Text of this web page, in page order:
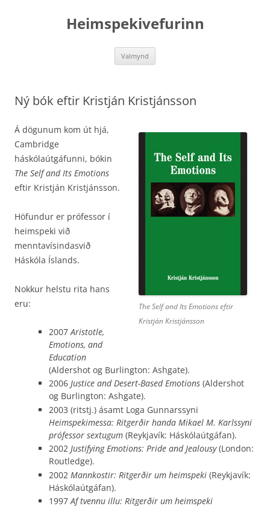
Heimspekivefurinn
Valmynd
Ný bók eftir Kristján Kristjánsson
The Self and Its Emotions eftir
Kristján Kristjánsson
Á dögunum kom út hjá,
Cambridge
háskólaútgáfunni, bókin
The Self and Its Emotions
eftir Kristján Kristjánsson.
Höfundur er prófessor í
heimspeki við
menntavísindasvið
Háskóla Íslands.
Nokkur helstu rita hans
eru:
2007Aristotle,
Emotions, and
Education
(Aldershot og Burlington: Ashgate).
2006 Justice and Desert-Based Emotions (Aldershot
og Burlington: Ashgate).
2003 (ritstj.) ásamt Loga Gunnarssyni
Heimspekimessa: Ritgerðir handa Mikael M. Karlssyni
prófessor sextugum (Reykjavík: Háskólaútgáfan).
2002 Justifying Emotions: Pride and Jealousy(London:
Routledge).
2002 Mannkostir: Ritgerðir um heimspeki (Reykjavík:
Háskólaútgáfan).
1997Af tvennu illu: Ritgerðir um heimspeki